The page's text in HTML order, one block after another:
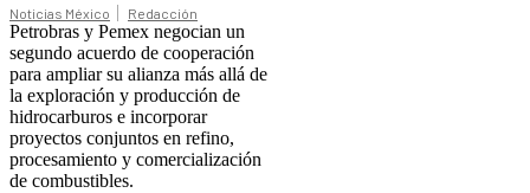
Noticias México Redacción
Petrobras y Pemex negocian un
segundo acuerdo de cooperación
para ampliar su alianza más allá de
la exploración y producción de
hidrocarburos e incorporar
proyectos conjuntos en refino,
procesamiento y comercialización
de combustibles.